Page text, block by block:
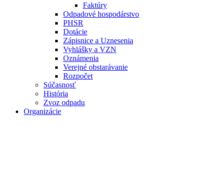
Faktúry
Odpadové hospodárstvo
PHSR
Dotácie
Zápisnice a Uznesenia
Vyhlášky a VZN
Oznámenia
Verejné obstarávanie
Rozpočet
Súčasnosť
História
Zvoz odpadu
Organizácie